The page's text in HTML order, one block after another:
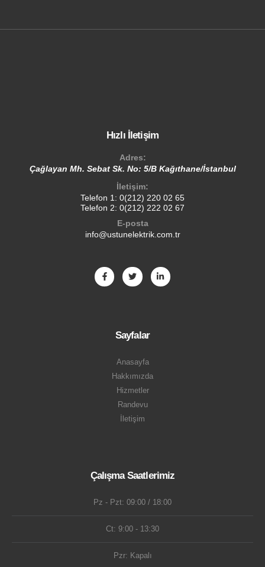
Hızlı İletişim
Adres:
Çağlayan Mh. Sebat Sk. No: 5/B Kağıthane/İstanbul
İletişim:
Telefon 1: 0(212) 220 02 65
Telefon 2: 0(212) 222 02 67
E-posta
info@ustunelektrik.com.tr
Sayfalar
Anasayfa
Hakkımızda
Hizmetler
Randevu
İletişim
Çalışma Saatlerimiz
Pz - Pzt: 09:00 / 18:00
Ct: 9:00 - 13:30
Pzr: Kapalı